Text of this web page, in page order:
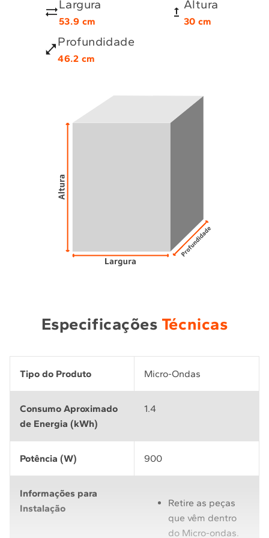
Largura
53.9 cm
Altura
30 cm
Profundidade
46.2 cm
Especificações Técnicas
Tipo do Produto Micro-Ondas
Consumo Aproximado
de Energia (kWh)
1.4
Potência (W) 900
Informações para
Instalação
Retire as peças
que vêm dentro
do Micro-ondas.